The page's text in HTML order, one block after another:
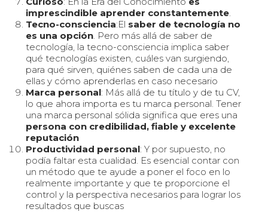
imprescindible aprender constantemente.
Tecno-consciencia:El saber de tecnología no
es una opción. Pero más allá de saber de
tecnología, la tecno-consciencia implica saber
qué tecnologías existen, cuáles van surgiendo,
para qué sirven, quiénes saben de cada una de
ellas y cómo aprenderlas en caso necesario
Marca personal: Más allá de tu título y de tu CV,
lo que ahora importa es tu marca personal. Tener
una marca personal sólida significa que eres una
persona con credibilidad, fiable y excelente
reputación
Productividad personal: Y por supuesto, no
podía faltar esta cualidad. Es esencial contar con
un método que te ayude a poner el foco en lo
realmente importante y que te proporcione el
control y la perspectiva necesarios para lograr los
resultados que buscas